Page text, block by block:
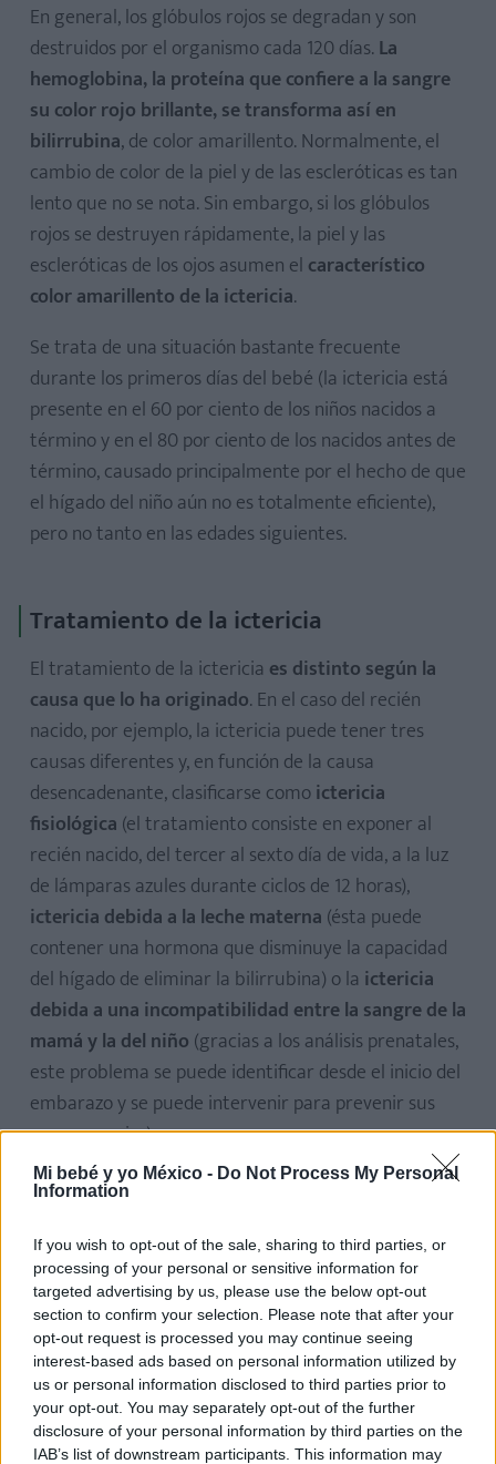
Mi bebé y yo México - Do Not Process My Personal
Information
If you wish to opt-out of the sale, sharing to third parties, or
processing of your personal or sensitive information for
targeted advertising by us, please use the below opt-out
section to confirm your selection. Please note that after your
opt-out request is processed you may continue seeing
interest-based ads based on personal information utilized by
us or personal information disclosed to third parties prior to
your opt-out. You may separately opt-out of the further
disclosure of your personal information by third parties on the
IAB’s list of downstream participants. This information may
En general, los glóbulos rojos se degradan y son
destruidos por el organismo cada 120 días. La
hemoglobina, la proteína que confiere a la sangre
su color rojo brillante, se transforma así en
bilirrubina, de color amarillento. Normalmente, el
cambio de color de la piel y de las escleróticas es tan
lento que no se nota. Sin embargo, si los glóbulos
rojos se destruyen rápidamente, la piel y las
escleróticas de los ojos asumen el característico
color amarillento de la ictericia.
Se trata de una situación bastante frecuente
durante los primeros días del bebé (la ictericia está
presente en el 60 por ciento de los niños nacidos a
término y en el 80 por ciento de los nacidos antes de
término, causado principalmente por el hecho de que
el hígado del niño aún no es totalmente eficiente),
pero no tanto en las edades siguientes.
Tratamiento de la ictericia
El tratamiento de la ictericia es distinto según la
causa que lo ha originado. En el caso del recién
nacido, por ejemplo, la ictericia puede tener tres
causas diferentes y, en función de la causa
desencadenante, clasificarse comoictericia
fisiológica (el tratamiento consiste en exponer al
recién nacido, del tercer al sexto día de vida, a la luz
de lámparas azules durante ciclos de 12 horas),
ictericia debida a la leche materna (ésta puede
contener una hormona que disminuye la capacidad
del hígado de eliminar la bilirrubina) o la ictericia
debida a una incompatibilidad entre la sangre de la
mamá y la del niño (gracias a los análisis prenatales,
este problema se puede identificar desde el inicio del
embarazo y se puede intervenir para prevenir sus
consecuencias).
Sea cual sea la forma en la que se presente,la
ictericia es un síntoma, pero no debe descuidarse
ni infravalorarse: por lo tanto, es absolutamente
necesario someter al niño a una visita del pediatra,
útil para identificar el origen del problema y
resolverlo.